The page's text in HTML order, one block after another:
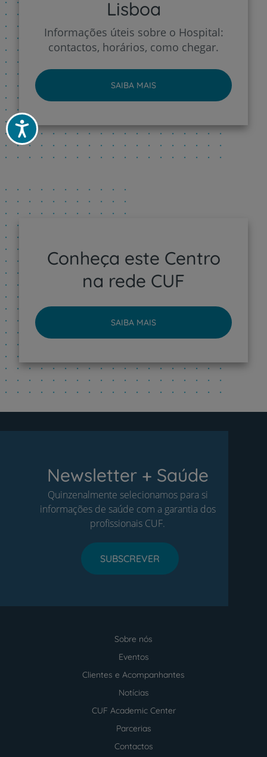
Acessibilidade
Lisboa
Informações úteis sobre o Hospital:
contactos, horários, como chegar.
SAIBA MAIS
Conheça este Centro
na rede CUF
SAIBA MAIS
Newsletter + Saúde
Quinzenalmente selecionamos para si
informações de saúde com a garantia dos
profissionais CUF.
SUBSCREVER
Sobre nós
Eventos
Clientes e Acompanhantes
Notícias
CUF Academic Center
Parcerias
Contactos